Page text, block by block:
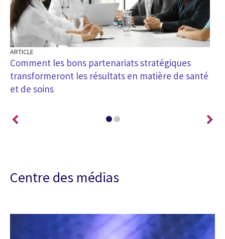
ARTICLE
Comment les bons partenariats stratégiques
transformeront les résultats en matière de santé
et de soins
Centre des médias